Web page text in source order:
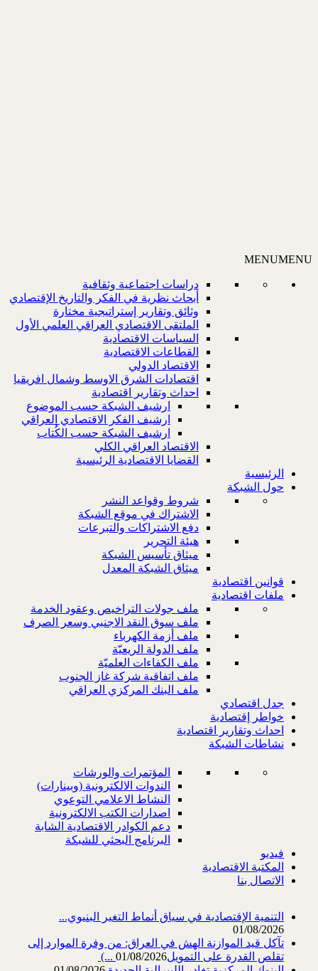
MENUMENU
دراسات اجتماعية وثقافية
أبحاث نظرية في الفكر والتاريخ الإقتصادي
وثائق وتقارير إستراتيجية مختارة
الملتقى الاقتصادي العراقي العلمي الأول
السياسات الاقتصادية
القطاعات الاقتصادية
الاقتصاد الدولي
اقتصادات الشرق الاوسط وشمال افريقيا
احداث وتقارير اقتصادية
ارشيف الشبكة حسب الموضوع
ارشيف الفكر الاقتصادي العراقي
ارشيف الشبكة حسب الكُتاب
الاقتصاد العراقي الكلي
القضايا الاقتصادية الرئيسية
الرئيسية
حول الشبكة
شروط وقواعد النشر
الاشتراك في موقع الشبكة
دفع الاشتراكات والتبرعات
هيئة التحرير
ميثاق تأسيس الشبكة
ميثاق الشبكة المعدل
قوانين اقتصادية
ملفات اقتصادية
ملف جولات التراخيص وعقود الخدمة
ملف سوق النقد الاجنبي وسعر الصرف
ملف أزمة الكهرباء
ملف الدولة الريعيّة
ملف الكفاءات العلميّة
ملف اتفاقية شركة غاز الجنوب
ملف البنك المركزي العراقي
جدل اقتصادي
خواطر إقتصادية
احداث وتقارير اقتصادية
نشاطات الشبكة
المؤتمرات والورشات
الندوات الالكترونية (وبينارات)
النشاط الاعلامي التوعوي
اصدارات الكتب الالكترونية
دعم الكوادر الاقتصادية الشابة
البرنامج البحثي للشبكة
فيديو
المكتبة الاقتصادية
الاتصال بنا
التنمية الإقتصادية في سياق أنماط التغير البنيوي...
01/08/2026
تآكل قيد الموازنة الهش في العراق: من وفرة الموارد إلى
تقلص القدرة على التمويل‎ (...01/08/2026